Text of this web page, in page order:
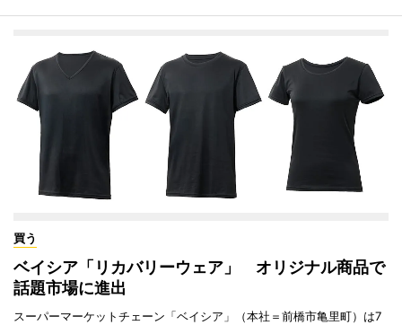
買う
ベイシア「リカバリーウェア」 オリジナル商品で
話題市場に進出
スーパーマーケットチェーン「ベイシア」（本社＝前橋市亀里町）は7